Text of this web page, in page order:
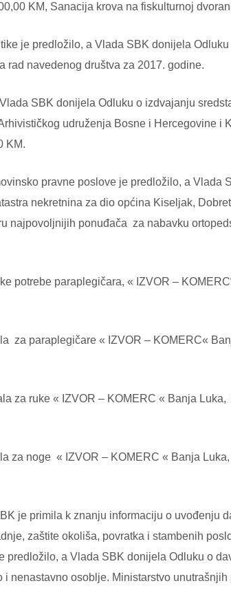
KM, Sanacija krova na fiskulturnoj
je predložilo, a Vlada SBK donijela
rad navedenog društva za 2017. godine.
SBK donijela Odluku o izdvajanju
udruženja Bosne i Hercegovine i
KM.
pravne poslove je predložilo, a
nekretnina za dio općina Kiseljak,
najpovoljnijih ponuđača za nabavku
paraplegičara, « IZVOR –
« IZVOR – KOMERC«
« IZVOR – KOMERC « Banja Luka,
« IZVOR – KOMERC « Banja Luka,
je primila k znanju informaciju o
zaštite okoliša, povratka i stambenih
predložilo, a Vlada SBK donijela Odluku o
i nenastavno osoblje. Ministarstvo